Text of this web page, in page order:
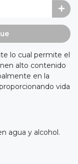
lo cual permite el
alto contenido
en la
vida
agua y alcohol.